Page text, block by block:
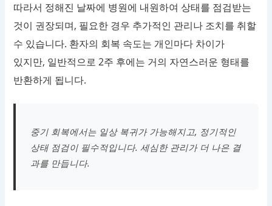
따라서 정해진 날짜에 병원에 내원하여 상태를 점검받는
것이 권장되며, 필요한 경우 추가적인 관리나 조치를 취할
수 있습니다. 환자의 회복 속도는 개인마다 차이가
있지만, 일반적으로 2주 후에는 거의 자연스러운 형태를
반환하게 됩니다.
중기 회복에서는 일상 복귀가 가능해지고, 정기적인
상태 점검이 필수적입니다. 세심한 관리가 더 나은 결
과를 만듭니다.